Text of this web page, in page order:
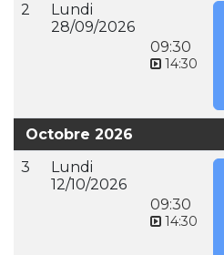
2
Lundi
28/09/2026
09:30
14:30
Octobre 2026
3
Lundi
12/10/2026
09:30
14:30